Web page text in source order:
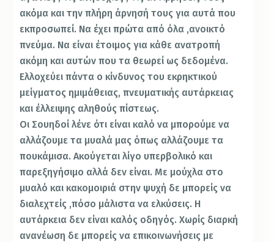
ακόμα και την πλήρη άρνησή τους για αυτά που
εκπροσωπεί. Να έχει πρώτα από όλα ,ανοικτό
πνεύμα. Να είναι έτοιμος για κάθε ανατροπή
ακόμη και αυτών που τα θεωρεί ως δεδομένα.
Ελλοχεύει πάντα ο κίνδυνος του εκρηκτικού
μείγματος ημιμάθειας, πνευματικής αυτάρκειας
και έλλειψης αληθούς πίστεως.
Οι Σουηδοί λένε ότι είναι καλό να μπορούμε να
αλλάζουμε τα μυαλά μας όπως αλλάζουμε τα
πουκάμισα. Ακούγεται λίγο υπερβολικό και
παρεξηγήσιμο αλλά δεν είναι. Με μούχλα στο
μυαλό και κακομοιριά στην ψυχή δε μπορείς να
διαλεχτείς ,πόσο μάλιστα να ελκύσεις. Η
αυτάρκεια δεν είναι καλός οδηγός. Χωρίς διαρκή
ανανέωση δε μπορείς να επικοινωνήσεις με